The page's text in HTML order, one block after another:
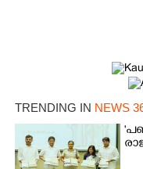
TRENDING IN NEWS